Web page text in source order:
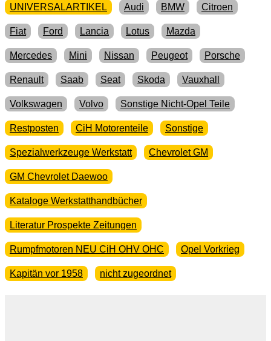
UNIVERSALARTIKEL Audi BMW Citroen
Fiat Ford Lancia Lotus Mazda
Mercedes Mini Nissan Peugeot Porsche
Renault Saab Seat Skoda Vauxhall
Volkswagen Volvo Sonstige Nicht-Opel Teile
Restposten CiH Motorenteile Sonstige
Spezialwerkzeuge Werkstatt Chevrolet GM
GM Chevrolet Daewoo
Kataloge Werkstatthandbücher
Literatur Prospekte Zeitungen
Rumpfmotoren NEU CiH OHV OHC Opel Vorkrieg
Kapitän vor 1958 nicht zugeordnet